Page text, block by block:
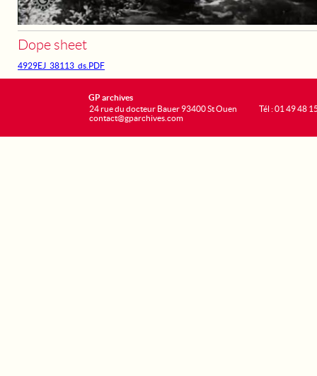
Dope sheet
4929EJ_38113_ds.PDF
GP archives
24 rue du docteur Bauer 93400 St Ouen
contact@gparchives.com
Tél : 01 49 48